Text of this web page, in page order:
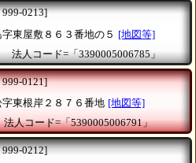
0213]
東屋敷８６３番地の５ [地図等]
法人コード=「3390005006785」
0121]
字東根岸２８７６番地 [地図等]
法人コード=「5390005006791」
0212]